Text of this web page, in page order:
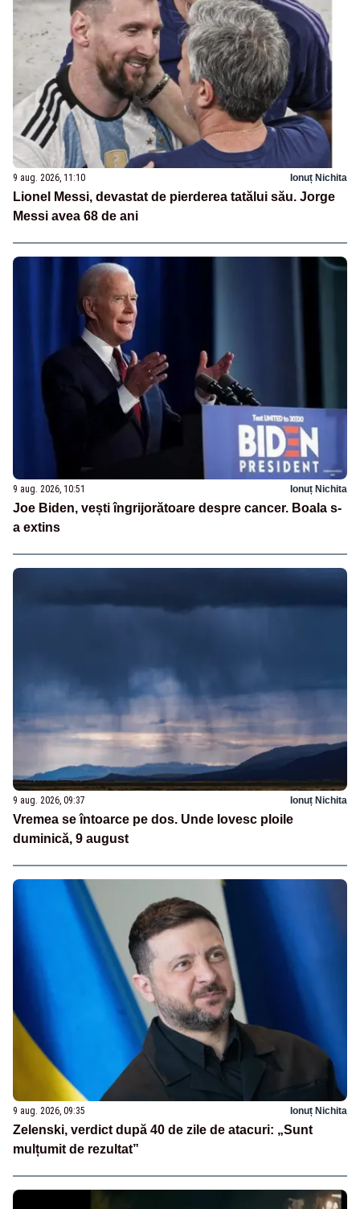
9 aug. 2026, 11:10 Ionuț Nichita
Lionel Messi, devastat de pierderea tatălui său. Jorge
Messi avea 68 de ani
9 aug. 2026, 10:51 Ionuț Nichita
Joe Biden, vești îngrijorătoare despre cancer. Boala s-
a extins
9 aug. 2026, 09:37 Ionuț Nichita
Vremea se întoarce pe dos. Unde lovesc ploile
duminică, 9 august
9 aug. 2026, 09:35 Ionuț Nichita
Zelenski, verdict după 40 de zile de atacuri: „Sunt
mulțumit de rezultat”